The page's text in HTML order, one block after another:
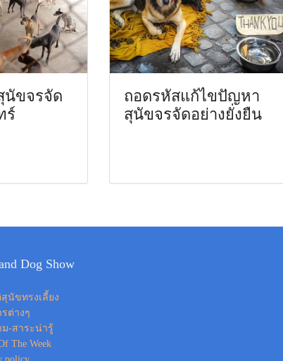
นัขจรจัด
ร์
ถอดรหัสแก้ไขปัญหา
สุนัขจรจัดอย่างยั่งยืน
Dog Show
นัขทรงเลี้ยง
ต่างๆ
-สาระน่ารู้
The Week